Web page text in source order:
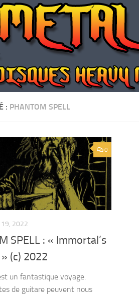
: PHANTOM SPELL
0
19, 2022
SPELL : « Immortal’s
(c) 2022
un fantastique voyage.
de guitare peuvent nous